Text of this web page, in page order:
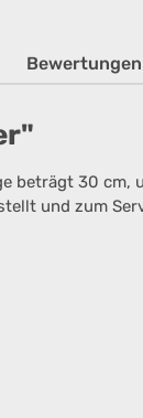
Bewertungen
beträgt 30 cm,
und zum